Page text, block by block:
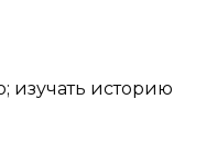
изучать историю